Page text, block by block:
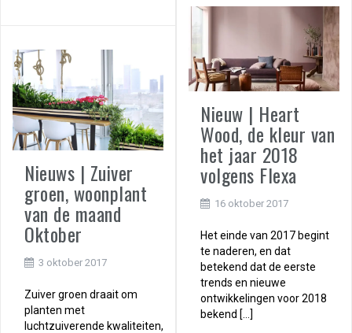
Nieuw | Heart
Wood, de kleur van
het jaar 2018
volgens Flexa
16 oktober 2017
Het einde van 2017 begint
te naderen, en dat
betekend dat de eerste
trends en nieuwe
ontwikkelingen voor 2018
bekend […]
Nieuws | Zuiver
groen, woonplant
van de maand
Oktober
3 oktober 2017
Zuiver groen draait om
planten met
luchtzuiverende kwaliteiten,